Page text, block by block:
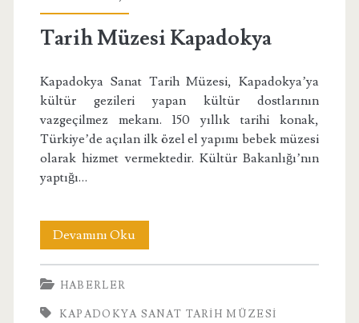
Tarih Müzesi Kapadokya
Kapadokya Sanat Tarih Müzesi, Kapadokya’ya
kültür gezileri yapan kültür dostlarının
vazgeçilmez mekanı. 150 yıllık tarihi konak,
Türkiye’de açılan ilk özel el yapımı bebek müzesi
olarak hizmet vermektedir. Kültür Bakanlığı’nın
yaptığı…
Devamını OkuTarih
Müzesi
HABERLER
KAPADOKYA SANAT TARIH MÜZESI